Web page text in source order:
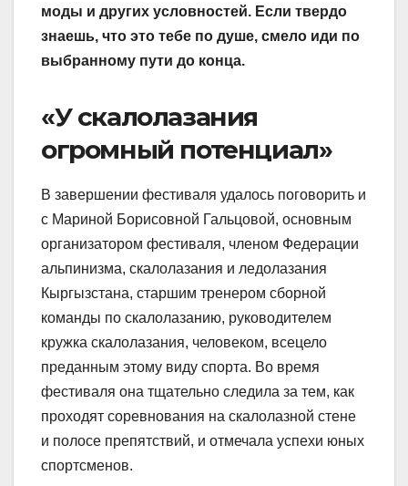
моды и других условностей. Если твердо
знаешь, что это тебе по душе, смело иди по
выбранному пути до конца.
«У скалолазания
огромный потенциал»
В завершении фестиваля удалось поговорить и
с Мариной Борисовной Гальцовой, основным
организатором фестиваля, членом Федерации
альпинизма, скалолазания и ледолазания
Кыргызстана, старшим тренером сборной
команды по скалолазанию, руководителем
кружка скалолазания, человеком, всецело
преданным этому виду спорта. Во время
фестиваля она тщательно следила за тем, как
проходят соревнования на скалолазной стене
и полосе препятствий, и отмечала успехи юных
спортсменов.